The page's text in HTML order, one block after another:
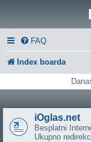
FAQ
Index boarda
iOglas.net
Besplatni
Ukupno